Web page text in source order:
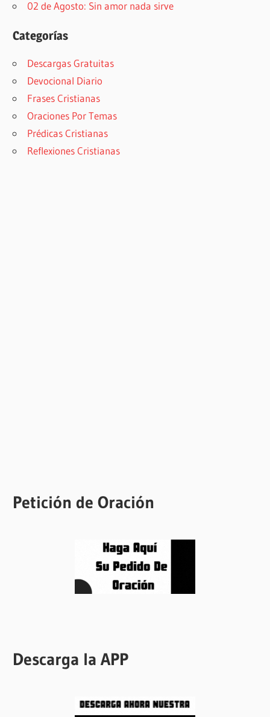
02 de Agosto: Sin amor nada sirve
Categorías
Descargas Gratuitas
Devocional Diario
Frases Cristianas
Oraciones Por Temas
Prédicas Cristianas
Reflexiones Cristianas
Petición de Oración
Descarga la APP